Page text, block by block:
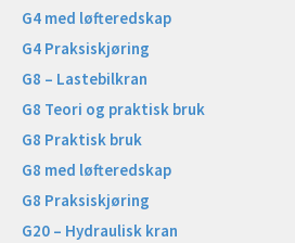
G4 med løfteredskap
G4 Praksiskjøring
G8 – Lastebilkran
G8 Teori og praktisk bruk
G8 Praktisk bruk
G8 med løfteredskap
G8 Praksiskjøring
G20 – Hydraulisk kran